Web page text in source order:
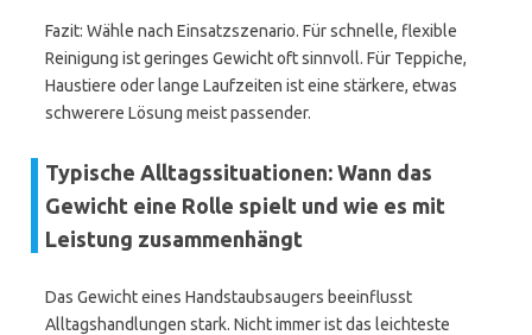
Fazit: Wähle nach Einsatzszenario. Für schnelle, flexible
Reinigung ist geringes Gewicht oft sinnvoll. Für Teppiche,
Haustiere oder lange Laufzeiten ist eine stärkere, etwas
schwerere Lösung meist passender.
Typische Alltagssituationen: Wann das
Gewicht eine Rolle spielt und wie es mit
Leistung zusammenhängt
Das Gewicht eines Handstaubsaugers beeinflusst
Alltagshandlungen stark. Nicht immer ist das leichteste